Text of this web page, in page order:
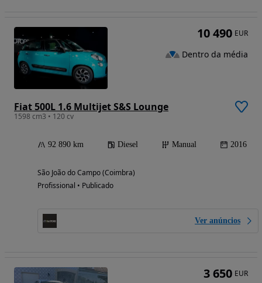
Fiat 500L 1.6 Multijet S&S Lounge
1598 cm3 • 120 cv
92 890 km Diesel Manual 2016
São João do Campo (Coimbra)
Profissional • Publicado
Ver anúncios
10 490 EUR
Dentro da média
3 650 EUR